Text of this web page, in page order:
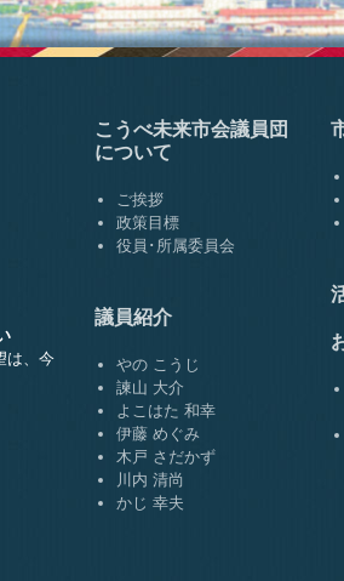
、 今
こうべ未来市会議員団
について
ご挨拶
政策目標
役員･所属委員会
議員紹介
やの こうじ
諫山 大介
よこはた 和幸
伊藤 めぐみ
木戸 さだかず
川内 清尚
かじ 幸夫